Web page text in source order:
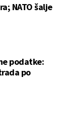
NATO šalje
podatke:
po